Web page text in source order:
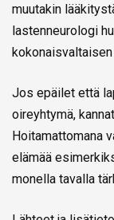
muutakin
lastenneurologi
kokonaisvaltaisen
Jos epäilet että
oireyhtymä,
Hoitamattomana
elämää
monella tavalla